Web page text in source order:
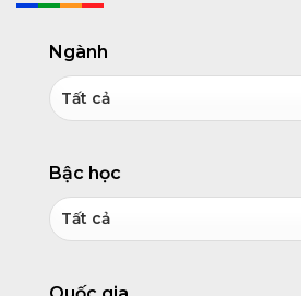
Ngành
Bậc học